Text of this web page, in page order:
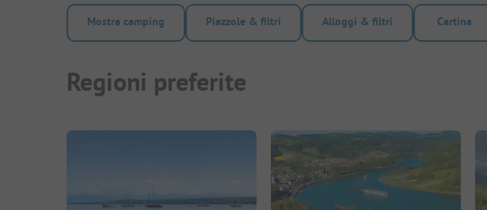
Mostra camping Piazzole & filtri Alloggi & filtri Cartina
Regioni preferite